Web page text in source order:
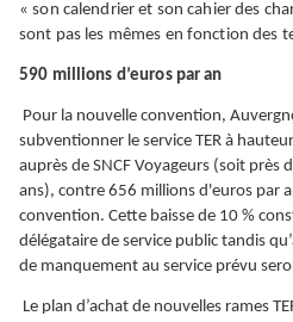
« son calendrier et son cahier des
sont pas les mêmes en fonction des
590 millions d’euros par an
Pour la nouvelle convention,
subventionner le service TER à
auprès de SNCF Voyageurs (soit près
ans), contre 656 millions d'euros par
convention. Cette baisse de 10 %
délégataire de service public tandis
de manquement au service prévu
Le plan d’achat de nouvelles rames